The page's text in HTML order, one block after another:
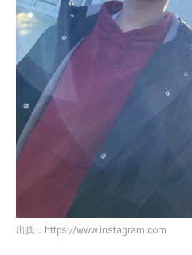
出典： https://www.instagram.com